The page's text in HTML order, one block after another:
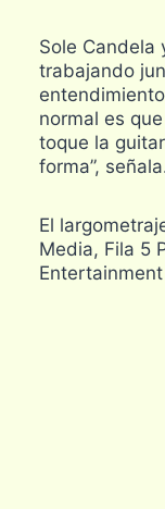
Sole Candela
trabajando
normal es
toque la
forma”,
El
Media, Fila 5